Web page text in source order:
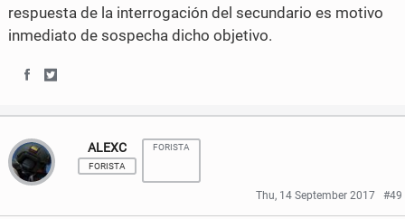
b
o
o
t
e
r
respuesta de la interrogación del secundario es motivo
inmediato de sospecha dicho objetivo.
h
a
r
e
h
a
r
e
ALEXC
FORISTA
FORISTA
Thu, 14 September 2017 #49